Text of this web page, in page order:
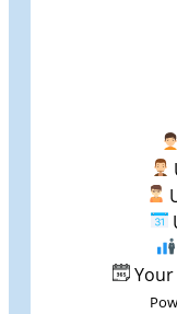
Your